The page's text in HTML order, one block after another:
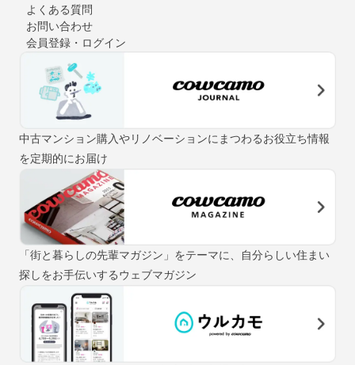
よくある質問
お問い合わせ
会員登録・ログイン
中古マンション購入やリノベーションにまつわるお役立ち情報
を定期的にお届け
「街と暮らしの先輩マガジン」をテーマに、自分らしい住まい
探しをお手伝いするウェブマガジン